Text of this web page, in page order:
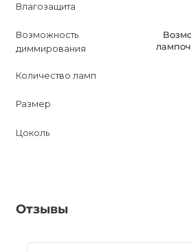
Влагозащита
Возможность
диммирования
Количество ламп
Размер
Цоколь
Отзывы